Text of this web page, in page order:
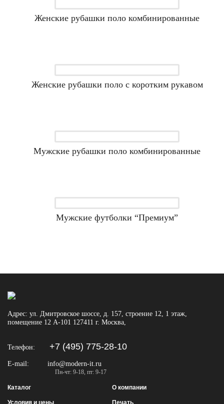
Женские рубашки поло комбинированные
Женские рубашки поло с коротким рукавом
Мужские рубашки поло комбинированные
Мужские футболки “Премиум”
Адрес: ул. Дмитровское шоссе, д. 157, строение 12, 1 этаж,
помещение 12 А-101 127411 г. Москва,
Телефон: +7 (495) 775-28-10
E-mail: info@modern-it.ru
Пн-чт: 9-18, пт: 9-17
Каталог О компании
Условия и цены Печать